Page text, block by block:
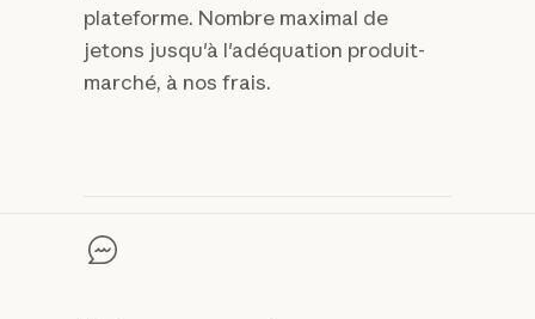
plateforme. Nombre maximal de
jetons jusqu'à l'adéquation produit-
marché, à nos frais.